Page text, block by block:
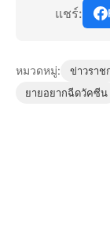
แชร์:
หมวดหมู่: ข่าวราช
ยายอยากฉีดวัคซีน